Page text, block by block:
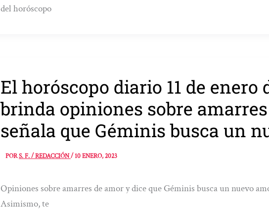
del horóscopo
El horóscopo diario 11 de enero
brinda opiniones sobre
señala que Géminis busca un
PORS. F. / REDACCIÓN/10 ENERO, 2023
Opiniones sobre amarres de amor y dice que Géminis busca un nuevo
Asimismo, te